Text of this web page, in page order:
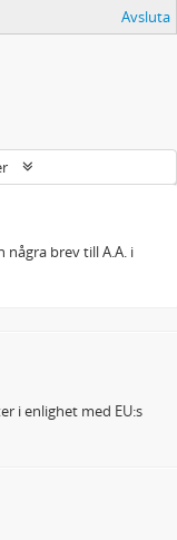
Avsluta
några brev till A.A. i
i enlighet med EU:s